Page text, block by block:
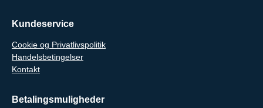
Kundeservice
Cookie og Privatlivspolitik
Handelsbetingelser
Kontakt
Betalingsmuligheder